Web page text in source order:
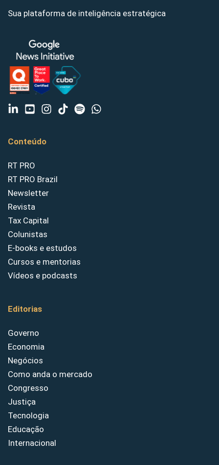
Sua plataforma de inteligência estratégica
Conteúdo
RT PRO
RT PRO Brazil
Newsletter
Revista
Tax Capital
Colunistas
E-books e estudos
Cursos e mentorias
Vídeos e podcasts
Editorias
Governo
Economia
Negócios
Como anda o mercado
Congresso
Justiça
Tecnologia
Educação
Internacional